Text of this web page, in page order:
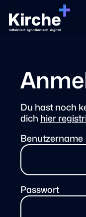
Du hast noch
dich hier
Benutzername
Passwort